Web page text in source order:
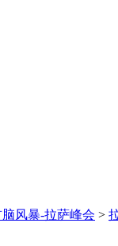
风暴-拉萨峰会 >